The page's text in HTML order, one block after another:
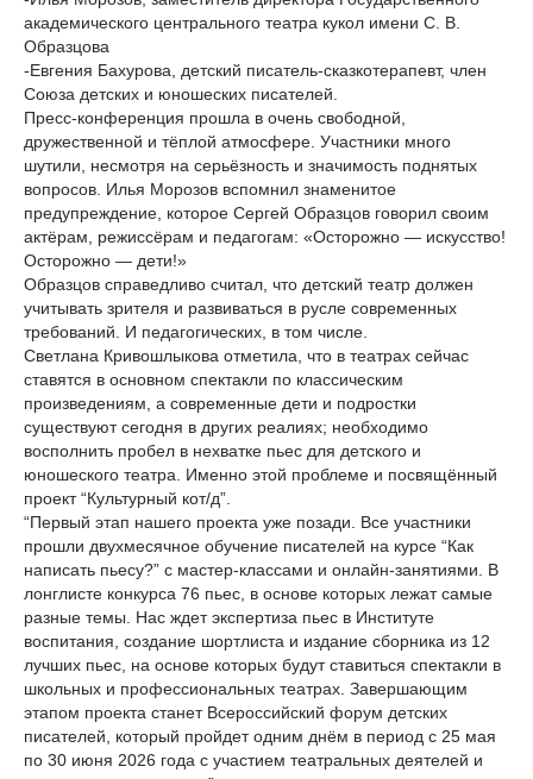
академического центрального театра кукол имени С. В.
Образцова
-Евгения Бахурова, детский писатель-сказкотерапевт, член
Союза детских и юношеских писателей.
Пресс-конференция прошла в очень свободной,
дружественной и тёплой атмосфере. Участники много
шутили, несмотря на серьёзность и значимость поднятых
вопросов. Илья Морозов вспомнил знаменитое
предупреждение, которое Сергей Образцов говорил своим
актёрам, режиссёрам и педагогам: «Осторожно — искусство!
Осторожно — дети!»
Образцов справедливо считал, что детский театр должен
учитывать зрителя и развиваться в русле современных
требований. И педагогических, в том числе.
Светлана Кривошлыкова отметила, что в театрах сейчас
ставятся в основном спектакли по классическим
произведениям, а современные дети и подростки
существуют сегодня в других реалиях; необходимо
восполнить пробел в нехватке пьес для детского и
юношеского театра. Именно этой проблеме и посвящённый
проект “Культурный кот/д”.
“Первый этап нашего проекта уже позади. Все участники
прошли двухмесячное обучение писателей на курсе “Как
написать пьесу?” с мастер-классами и онлайн-занятиями. В
лонглисте конкурса 76 пьес, в основе которых лежат самые
разные темы. Нас ждет экспертиза пьес в Институте
воспитания, создание шортлиста и издание сборника из 12
лучших пьес, на основе которых будут ставиться спектакли в
школьных и профессиональных театрах. Завершающим
этапом проекта станет Всероссийский форум детских
писателей, который пройдет одним днём в период с 25 мая
по 30 июня 2026 года с участием театральных деятелей и